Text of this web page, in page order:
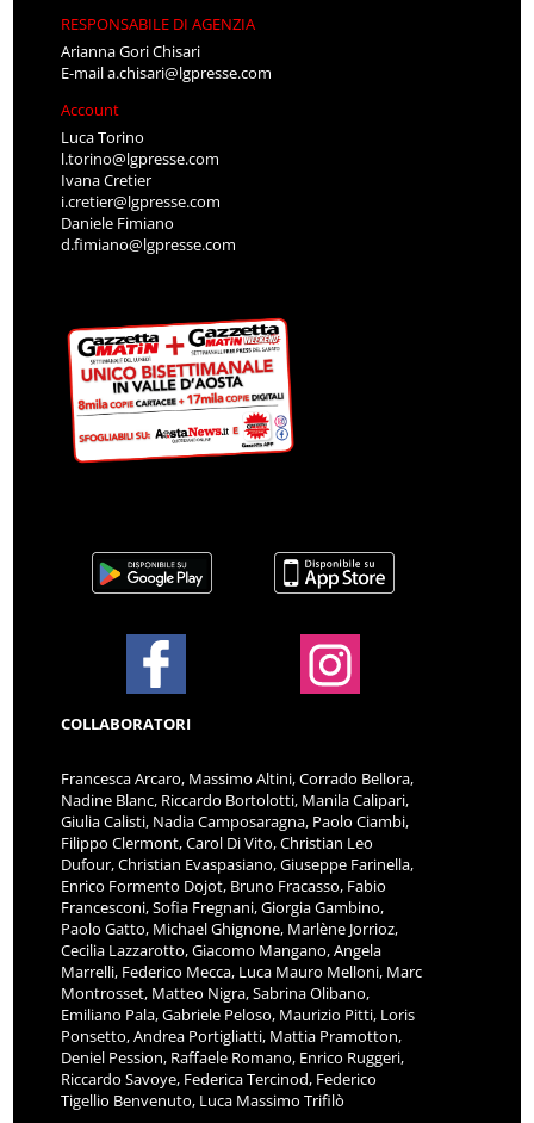
RESPONSABILE DI AGENZIA
Arianna Gori Chisari
E-maila.chisari@lgpresse.com
Account
Luca Torino
l.torino@lgpresse.com
Ivana Cretier
i.cretier@lgpresse.com
Daniele Fimiano
d.fimiano@lgpresse.com
COLLABORATORI
Francesca Arcaro, Massimo Altini, Corrado Bellora,
Nadine Blanc, Riccardo Bortolotti, Manila Calipari,
Giulia Calisti, Nadia Camposaragna, Paolo Ciambi,
Filippo Clermont, Carol Di Vito, Christian Leo
Dufour, Christian Evaspasiano, Giuseppe Farinella,
Enrico Formento Dojot, Bruno Fracasso, Fabio
Francesconi, Sofia Fregnani, Giorgia Gambino,
Paolo Gatto, Michael Ghignone, Marlène Jorrioz,
Cecilia Lazzarotto, Giacomo Mangano, Angela
Marrelli, Federico Mecca, Luca Mauro Melloni, Marc
Montrosset, Matteo Nigra, Sabrina Olibano,
Emiliano Pala, Gabriele Peloso, Maurizio Pitti, Loris
Ponsetto, Andrea Portigliatti, Mattia Pramotton,
Deniel Pession, Raffaele Romano, Enrico Ruggeri,
Riccardo Savoye, Federica Tercinod, Federico
Tigellio Benvenuto, Luca Massimo Trifilò